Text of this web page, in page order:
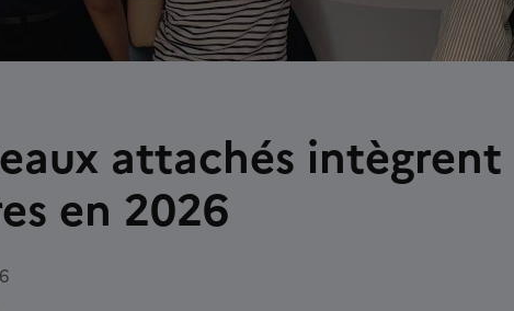
attachés intègrent
en 2026